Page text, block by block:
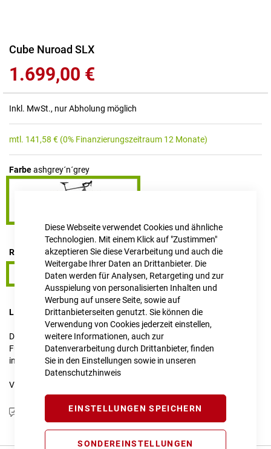
Diese Webseite verwendet Cookies und ähnliche
Technologien. Mit einem Klick auf "Zustimmen"
akzeptieren Sie diese Verarbeitung und auch die
Weitergabe Ihrer Daten an Drittanbieter. Die
Daten werden für Analysen, Retargeting und zur
Ausspielung von personalisierten Inhalten und
Werbung auf unsere Seite, sowie auf
Drittanbieterseiten genutzt. Sie können die
Verwendung von Cookies jederzeit einstellen,
weitere Informationen, auch zur
Datenverarbeitung durch Drittanbieter, finden
Sie in den Einstellungen sowie in unseren
Datenschutzhinweis
EINSTELLUNGEN SPEICHERN
SONDEREINSTELLUNGEN
Zum
der
Bildgalerie
springen
Cube Nuroad SLX
1.699,00 €
Inkl. MwSt., nur Abholung möglich
mtl. 141,58 € (0% Finanzierungszeitraum 12 Monate)
Farbeashgrey´n´grey
RAHMENHÖHE S
S
LIEFERZEIT im Onlineshop erfragen
Dieser Artikel ist nicht verfügbar.
Für Anfragen zur Verfügbarkeit schreiben Sie uns gerne an
info@cube-store-regensburg.de
Vergleichsliste:
Produktanfrage stellen